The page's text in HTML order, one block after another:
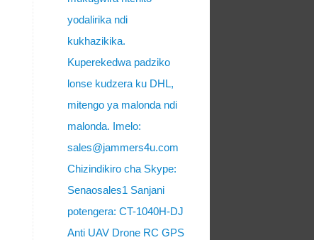
yodalirika ndi
kukhazikika.
Kuperekedwa padziko
lonse kudzera ku DHL,
mitengo ya malonda ndi
malonda. Imelo:
sales@jammers4u.com
Chizindikiro cha Skype:
Senaosales1 Sanjani
potengera: CT-1040H-DJ
Anti UAV Drone RC GPS